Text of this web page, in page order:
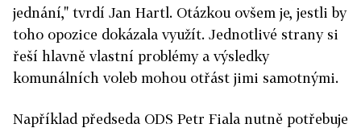
jednání," tvrdí Jan Hartl. Otázkou ovšem je, jestli by
toho opozice dokázala využít. Jednotlivé strany si
řeší hlavně vlastní problémy a výsledky
komunálních voleb mohou otřást jimi samotnými.
Například předseda ODS Petr Fiala nutně potřebuje